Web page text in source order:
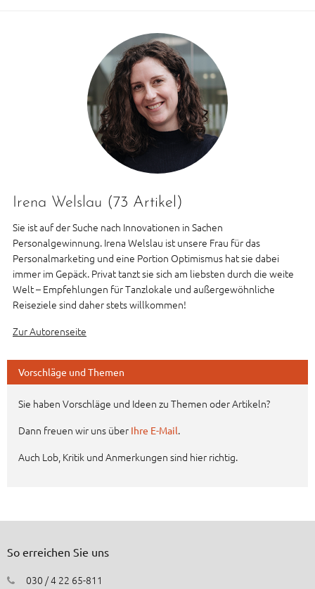
Irena Welslau (73 Artikel)
Sie ist auf der Suche nach Innovationen in Sachen
Personalgewinnung. Irena Welslau ist unsere Frau für das
Personalmarketing und eine Portion Optimismus hat sie dabei
immer im Gepäck. Privat tanzt sie sich am liebsten durch die weite
Welt – Empfehlungen für Tanzlokale und außergewöhnliche
Reiseziele sind daher stets willkommen!
Zur Autorenseite
Vorschläge und Themen
Sie haben Vorschläge und Ideen zu Themen oder Artikeln?
Dann freuen wir uns über Ihre E-Mail.
Auch Lob, Kritik und Anmerkungen sind hier richtig.
So erreichen Sie uns
030 / 4 22 65-811